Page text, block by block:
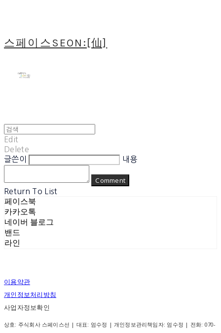
스페이스SEON:[仙]
Edit
Delete
글쓴이
내용
Comment
Return To List
페이스북
카카오톡
네이버 블로그
밴드
라인
이용약관
개인정보처리방침
사업자정보확인
상호: 주식회사 스페이스선 | 대표: 엄수정 | 개인정보관리책임자: 엄수정 | 전화: 070-